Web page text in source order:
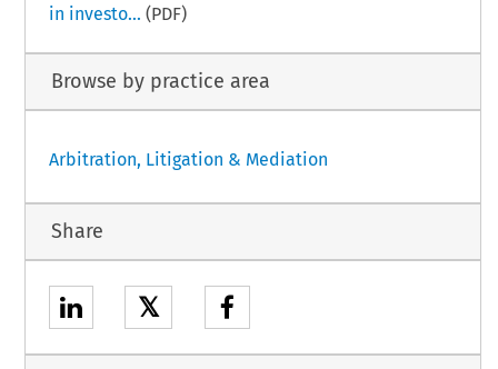
in investo... (PDF)
Browse by practice area
Arbitration, Litigation & Mediation
Share
𝕏